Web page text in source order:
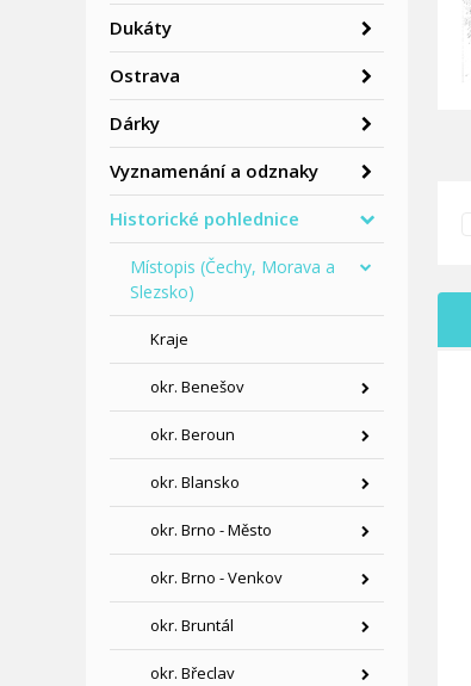
Dukáty
Ostrava
Dárky
Vyznamenání a odznaky
Historické pohlednice
Místopis (Čechy, Morava a
Slezsko)
Kraje
okr. Benešov
okr. Beroun
okr. Blansko
okr. Brno - Město
okr. Brno - Venkov
okr. Bruntál
okr. Břeclav